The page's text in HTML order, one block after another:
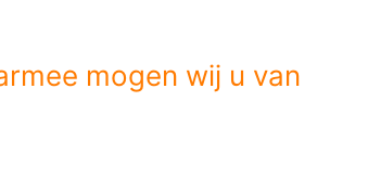
mogen wij u van